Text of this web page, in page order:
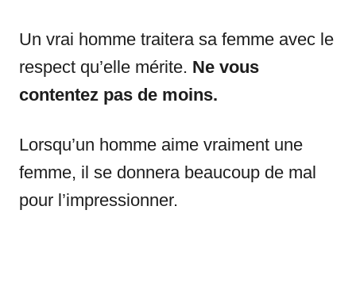
Un vrai homme traitera sa femme avec le
respect qu’elle mérite. Ne vous
contentez pas de moins.
Lorsqu’un homme aime vraiment une
femme, il se donnera beaucoup de mal
pour l’impressionner.